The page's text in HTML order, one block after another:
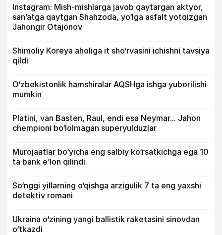
Instagram: Mish-mishlarga javob qaytargan aktyor,
san’atga qaytgan Shahzoda, yo‘lga asfalt yotqizgan
Jahongir Otajonov
Shimoliy Koreya aholiga it sho‘rvasini ichishni tavsiya
qildi
O‘zbekistonlik hamshiralar AQSHga ishga yuborilishi
mumkin
Platini, van Basten, Raul, endi esa Neymar... Jahon
chempioni bo‘lolmagan superyulduzlar
Murojaatlar bo‘yicha eng salbiy ko‘rsatkichga ega 10
ta bank e’lon qilindi
So‘nggi yillarning o‘qishga arzigulik 7 ta eng yaxshi
detektiv romani
Ukraina o‘zining yangi ballistik raketasini sinovdan
o‘tkazdi